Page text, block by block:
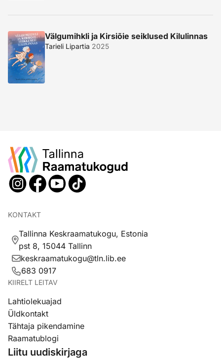
Välgumihkli ja Kirsiõie seiklused Kilulinnas
Tarieli Lipartia 2025
KONTAKT
Tallinna Keskraamatukogu, Estonia
pst 8, 15044 Tallinn
keskraamatukogu@tln.lib.ee
683 0917
KIIRELT LEITAV
Lahtiolekuajad
Üldkontakt
Tähtaja pikendamine
Raamatublogi
Liitu uudiskirjaga